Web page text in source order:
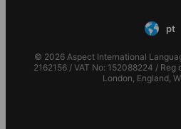
pt
© 2026 Aspect International
2162156 / VAT No: 152088224 /
London, England,